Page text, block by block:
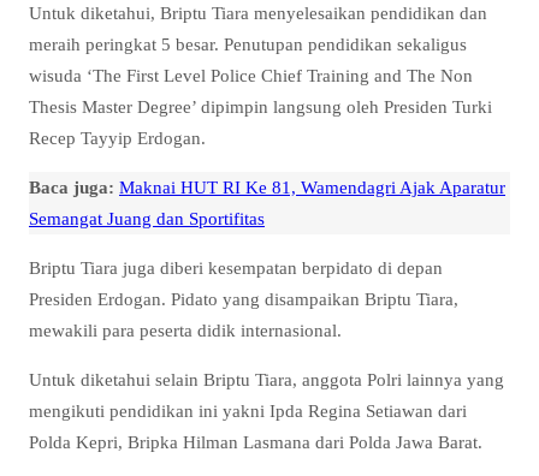
Untuk diketahui, Briptu Tiara menyelesaikan pendidikan dan
meraih peringkat 5 besar. Penutupan pendidikan sekaligus
wisuda ‘The First Level Police Chief Training and The Non
Thesis Master Degree’ dipimpin langsung oleh Presiden Turki
Recep Tayyip Erdogan.
Baca juga: Maknai HUT RI Ke 81, Wamendagri Ajak Aparatur
Semangat Juang dan Sportifitas
Briptu Tiara juga diberi kesempatan berpidato di depan
Presiden Erdogan. Pidato yang disampaikan Briptu Tiara,
mewakili para peserta didik internasional.
Untuk diketahui selain Briptu Tiara, anggota Polri lainnya yang
mengikuti pendidikan ini yakni Ipda Regina Setiawan dari
Polda Kepri, Bripka Hilman Lasmana dari Polda Jawa Barat.